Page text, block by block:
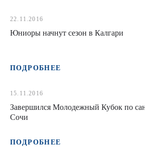
22.11.2016
Юниоры начнут сезон в Калгари
ПОДРОБНЕЕ
15.11.2016
Завершился Молодежный Кубок по
Сочи
ПОДРОБНЕЕ